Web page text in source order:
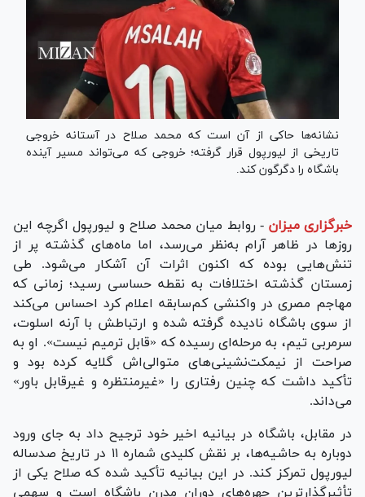
نشانه‌ها حاکی از آن است که محمد صلاح در آستانه خروجی
تاریخی از لیورپول قرار گرفته؛ خروجی که می‌تواند مسیر آینده
باشگاه را دگرگون کند.
خبرگزاری میزان - روابط میان محمد صلاح و لیورپول اگرچه این
روز‌ها در ظاهر آرام به‌نظر می‌رسد، اما ماه‌های گذشته پر از
تنش‌هایی بوده که اکنون اثرات آن آشکار می‌شود. طی
زمستان گذشته اختلافات به نقطه حساسی رسید؛ زمانی که
مهاجم مصری در واکنشی کم‌سابقه اعلام کرد احساس می‌کند
از سوی باشگاه نادیده گرفته شده و ارتباطش با آرنه اسلوت،
سرمربی تیم، به مرحله‌ای رسیده که «قابل ترمیم نیست». او به
صراحت از نیمکت‌نشینی‌های متوالی‌اش گلایه کرده بود و
تأکید داشت که چنین رفتاری را «غیرمنتظره و غیرقابل باور»
می‌داند.
در مقابل، باشگاه در بیانیه اخیر خود ترجیح داد به جای ورود
دوباره به حاشیه‌ها، بر نقش کلیدی شماره ۱۱ در تاریخ صدساله
لیورپول تمرکز کند. در این بیانیه تأکید شده که صلاح یکی از
تأثیرگذارترین چهره‌های دوران مدرن باشگاه است و سهمی